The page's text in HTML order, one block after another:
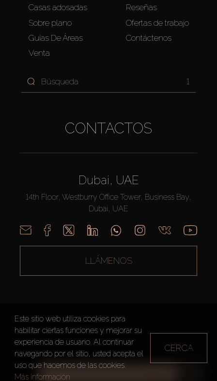
TODOS LOS FILTROS
Casas adosadas
Sobre plano
Guías De Áreas
Venta
Reseñas
Ofertas de trabajo
Contáctenos
1
CONTACTOS
Dubai, UAE
14th Floor, Westburry Office Tower, Business Bay,
Dubai, UAE
LLÁMENOS
AX CAPITAL ©2026 Todos los derechos reservados
Condiciones de Uso
Política de privacidad Mapa del sitio
Este sitio web utiliza cookies para
habilitar ciertas funciones y mejorar su
experiencia de usuario. Al continuar
navegando por el sitio, usted acepta el
uso que hacemos de las cookies.
Más información
CERCA